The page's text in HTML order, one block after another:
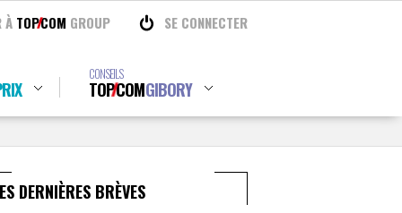
À TOPCOM GROUP SE CONNECTER
CONSEILS
TOPCOMGIBORY
DERNIÈRES BRÈVES